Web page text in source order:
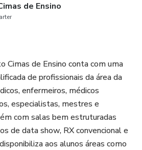
de Ensino
de Ensino conta com uma
de profissionais da área da
enfermeiros, médicos
especialistas, mestres e
com salas bem estruturadas
de data show, RX convencional e
aos alunos áreas como